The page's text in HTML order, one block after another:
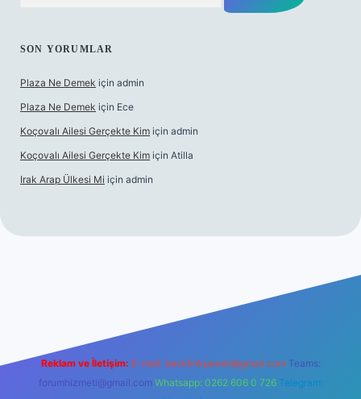
SON YORUMLAR
Plaza Ne Demek için admin
Plaza Ne Demek için Ece
Koçovalı Ailesi Gerçekte Kim için admin
Koçovalı Ailesi Gerçekte Kim için Atilla
Irak Arap Ülkesi Mi için admin
Reklam ve İletişim: E-mail: backlinkpaneli@gmail.com Teams:
forumhizmeti@gmail.com Whatsapp: 0262 606 0 726 Telegram: